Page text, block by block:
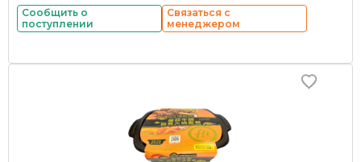
Сообщить о
поступлении
Связаться с
менеджером